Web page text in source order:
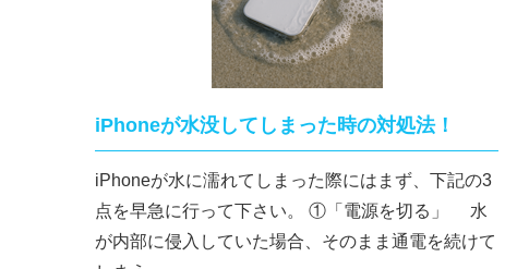
iPhoneが水没してしまった時の対処法！
iPhoneが水に濡れてしまった際にはまず、下記の3
点を早急に行って下さい。 ①「電源を切る」 水
が内部に侵入していた場合、そのまま通電を続けて